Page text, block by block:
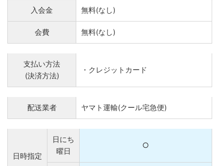
入会金 無料(なし)
会費 無料(なし)
支払い方法
(決済方法)
・クレジットカード
配送業者 ヤマト運輸(クール宅急便)
日時指定
日にち
曜日
○